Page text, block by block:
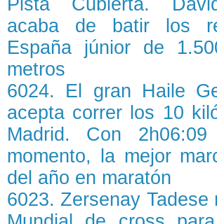
Pista Cubierta.
acaba de batir los
España júnior de
metros
6024. El gran Haile
acepta correr los 10
Madrid. Con
momento, la mejor
del año en maratón
6023. Zersenay Tadese